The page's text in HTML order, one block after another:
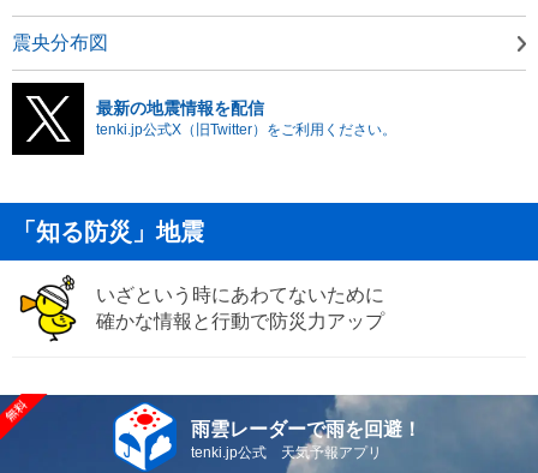
震央分布図
最新の地震情報を配信
tenki.jp公式X（旧Twitter）をご利用ください。
「知る防災」地震
いざという時にあわてないために
確かな情報と行動で防災力アップ
雨雲レーダーで雨を回避！
tenki.jp公式 天気予報アプリ